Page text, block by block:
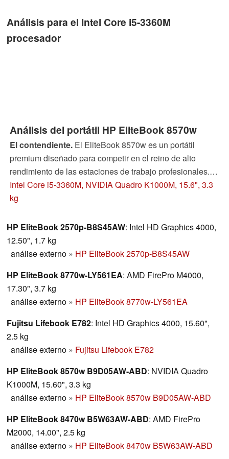
Análisis para el Intel Core i5-3360M
procesador
Análisis del portátil HP EliteBook 8570w
El contendiente.El EliteBook 8570w es un portátil
premium diseñado para competir en el reino de alto
rendimiento de las estaciones de trabajo profesionales.
Nuestro modelo de análisis no pone el énfasis en los
componentes, sin embargo - está equipado con una CPU
HD+. ¿Puede esta versión menos potente de la serie
hacer frente a su competencia?
Intel Core i5-3360M, NVIDIA Quadro K1000M, 15.6", 3.3
kg
HP EliteBook 2570p-B8S45AW: Intel HD Graphics 4000,
12.50", 1.7 kg
análise externo » HP EliteBook 2570p-B8S45AW
HP EliteBook 8770w-LY561EA: AMD FirePro M4000,
17.30", 3.7 kg
análise externo » HP EliteBook 8770w-LY561EA
Fujitsu Lifebook E782: Intel HD Graphics 4000, 15.60",
2.5 kg
análise externo » Fujitsu Lifebook E782
HP EliteBook 8570w B9D05AW-ABD: NVIDIA Quadro
K1000M, 15.60", 3.3 kg
análise externo » HP EliteBook 8570w B9D05AW-ABD
HP EliteBook 8470w B5W63AW-ABD: AMD FirePro
M2000, 14.00", 2.5 kg
análise externo » HP EliteBook 8470w B5W63AW-ABD